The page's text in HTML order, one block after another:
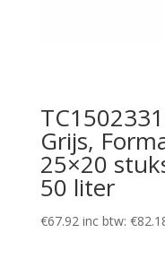
Grijs,
25×20
50 liter
€67.92 inc btw: €